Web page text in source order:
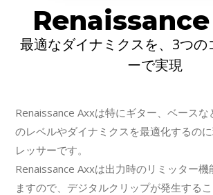
最適なダイナミクスを、3つの
ーで実現
Renaissance Axxは特にギター、ベースな
のレベルやダイナミクスを最適化するの
レッサーです。
Renaissance Axxは出力時のリミッター機
ますので、デジタルクリップが発生する